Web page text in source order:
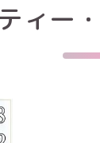
ィー